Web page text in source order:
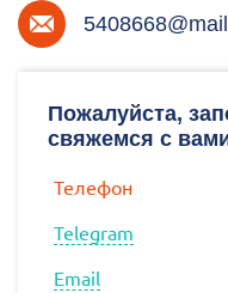
Пожалуйста,
свяжемся с
Телефон
Telegram
Email